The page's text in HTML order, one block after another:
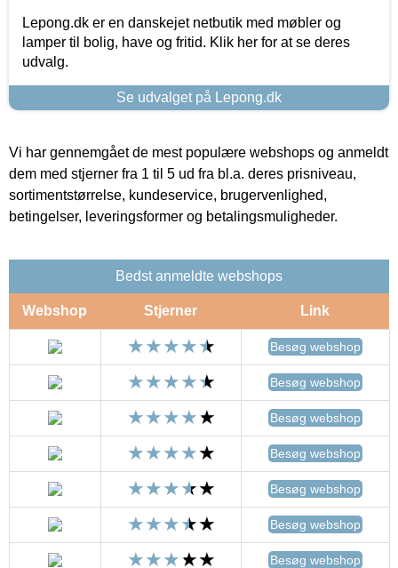
Lepong.dk er en danskejet netbutik med møbler og
lamper til bolig, have og fritid. Klik her for at se deres
udvalg.
Se udvalget på Lepong.dk
Vi har gennemgået de mest populære webshops og anmeldt
dem med stjerner fra 1 til 5 ud fra bl.a. deres prisniveau,
sortimentstørrelse, kundeservice, brugervenlighed,
betingelser, leveringsformer og betalingsmuligheder.
Bedst anmeldte webshops
Webshop Stjerner Link
Besøg webshop
Besøg webshop
Besøg webshop
Besøg webshop
Besøg webshop
Besøg webshop
Besøg webshop